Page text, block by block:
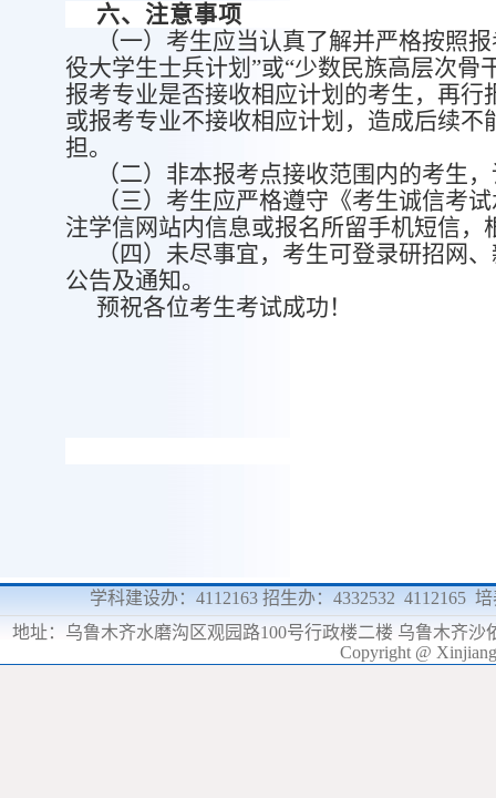
六、注意事项
（一） 考生应当认真了解并严格按照
役大学生士兵计划”或“少数民族高层次
报考专业是否接收相应计划的考生，再
或报考专业不接收相应计划，造成后续
担。
（二） 非本报考点接收范围内的考生
（三） 考生应严格遵守《考生诚信考
注学信网站内信息或报名所留手机短信
（四） 未尽事宜，考生可登录研招网
公告及通知。
预祝各位考生考试成功！
学科建设办：4112163 招生办：4332532 4112165
地址： 乌鲁木齐水磨沟区观园路100号行政楼二楼 乌鲁木齐沙
Copyright @